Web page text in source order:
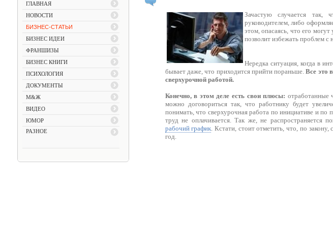
ГЛАВНАЯ
НОВОСТИ
БИЗНЕС-СТАТЬИ
БИЗНЕС ИДЕИ
ФРАНШИЗЫ
БИЗНЕС КНИГИ
ПСИХОЛОГИЯ
ДОКУМЕНТЫ
М&Ж
ВИДЕО
ЮМОР
РАЗНОЕ
Зачастую случается так,
руководителем, либо
этом, опасаясь, что его
позволит избежать проблем с
Нередка ситуация, когда в
бывает даже, что приходится прийти пораньше.Все это
сверхурочной работой.
Конечно, в этом деле есть свои плюсы: отработанные
можно договориться так, что работнику будет
понимать, что сверхурочная работа по инициативе и по
труд не оплачивается. Так же, не распространяется
рабочий график. Кстати, стоит отметить, что, по
год.